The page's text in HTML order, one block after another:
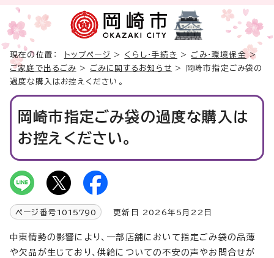
現在の位置： トップページ > くらし・手続き > ごみ・環境保全 >
ご家庭で出るごみ > ごみに関するお知らせ > 岡崎市指定ごみ袋の
過度な購入はお控えください。
岡崎市指定ごみ袋の過度な購入は
お控えください。
ページ番号 1015790 更新日 2026年5月22日
中東情勢の影響により、一部店舗において指定ごみ袋の品薄
や欠品が生じており、供給についての不安の声やお問合せが